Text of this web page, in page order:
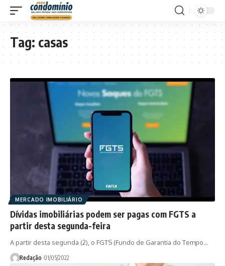
Tag: casas
MERCADO IMOBILIÁRIO
Dívidas imobiliárias podem ser pagas com FGTS a
partir desta segunda-feira
A partir desta segunda (2), o FGTS (Fundo de Garantia do Tempo…
Redação 01/05/2022